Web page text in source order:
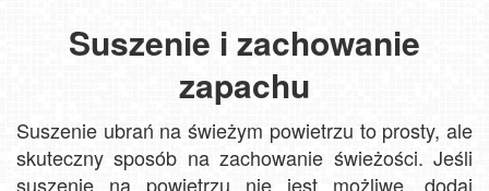
Suszenie i zachowanie
zapachu
Suszenie ubrań na świeżym powietrzu to prosty, ale
skuteczny sposób na zachowanie świeżości. Jeśli
suszenie na powietrzu nie jest możliwe, dodaj